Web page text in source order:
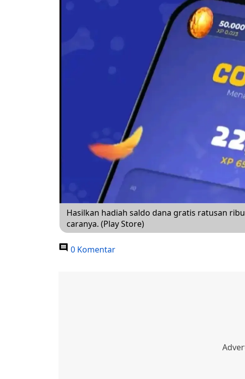
Hasilkan hadiah saldo dana gratis ratusan
caranya. (Play Store)
0 Komentar